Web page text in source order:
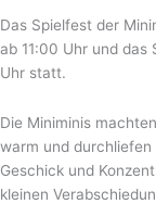
Das Spielfest der
ab 11:00 Uhr und das
Uhr statt.
Die Miniminis
warm und durchliefen
Geschick und
kleinen